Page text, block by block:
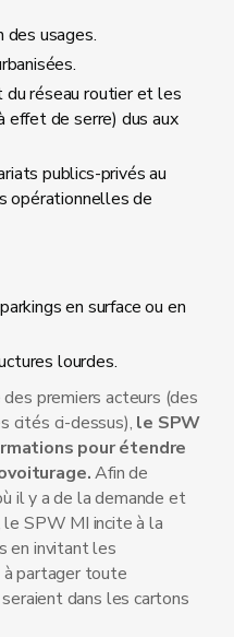
usages.
du réseau routier et les
effet de serre) dus aux
publics-privés au
opérationnelles de
en surface ou en
lourdes.
premiers acteurs (des
cités ci-dessus), le SPW
pour étendre
Afin de
il y a de la demande et
SPW MI incite à la
en invitant les
partager toute
dans les cartons